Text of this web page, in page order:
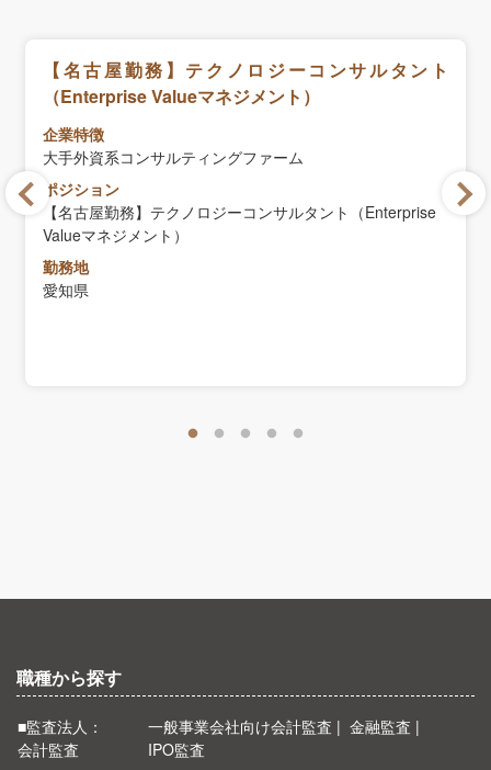
【名古屋勤務】テクノロジーコンサルタント
（Enterprise Valueマネジメント）
企業特徴
大手外資系コンサルティングファーム
ポジション
【名古屋勤務】テクノロジーコンサルタント（Enterprise
Valueマネジメント）
勤務地
愛知県
職種から探す
■監査法人：
会計監査
一般事業会社向け会計監査
金融監査
IPO監査